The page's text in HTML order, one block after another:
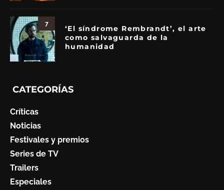
7
‘El síndrome Rembrandt’, el arte
como salvaguarda de la
humanidad
CATEGORÍAS
Críticas
Noticias
Festivales y premios
Series de TV
Trailers
Especiales